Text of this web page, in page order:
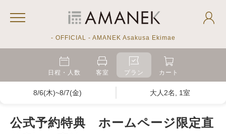
- OFFICIAL - AMANEK Asakusa Ekimae
日程・人数 客室 プラン カート
8/6(木)~8/7(金) 大人2名, 1室
公式予約特典 ホームページ限定直